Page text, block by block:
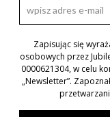
Zapisując się
osobowych przez
0000621304, w celu
„Newsletter”.